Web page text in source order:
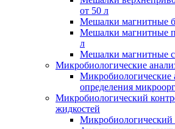
от 50 л
Мешалки магнитные
Мешалки магнитные
л
Мешалки магнитные
Микробиологические
Микробиологические
определения
Микробиологический
жидкостей
Микробиологический